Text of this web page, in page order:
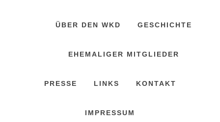
ÜBER DEN WKD GESCHICHTE
EHEMALIGER MITGLIEDER
PRESSE LINKS KONTAKT
IMPRESSUM